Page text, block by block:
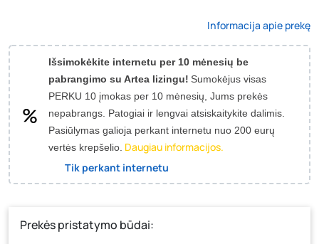
Informacija apie prekę
Išsimokėkite internetu per 10 mėnesių be
pabrangimo su Artea lizingu! Sumokėjus visas
PERKU 10 įmokas per 10 mėnesių, Jums prekės
nepabrangs. Patogiai ir lengvai atsiskaitykite dalimis.
Pasiūlymas galioja perkant internetu nuo 200 eurų
vertės krepšelio. Daugiau informacijos.
Tik perkant internetu
Prekės pristatymo būdai: